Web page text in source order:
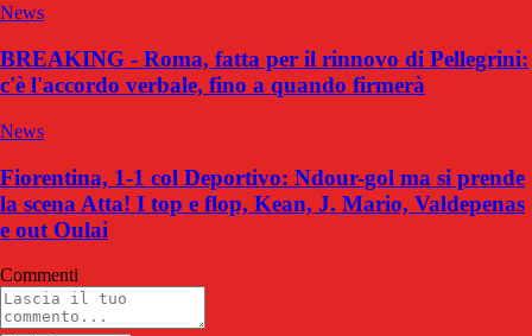
News
BREAKING - Roma, fatta per il rinnovo di Pellegrini:
c'è l'accordo verbale, fino a quando firmerà
News
Fiorentina, 1-1 col Deportivo: Ndour-gol ma si prende
la scena Atta! I top e flop, Kean, J. Mario, Valdepenas
e out Oulai
Commenti